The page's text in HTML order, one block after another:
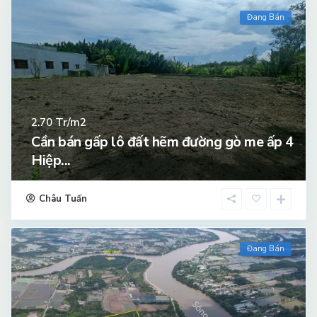
Đang Bán
2.70Tr/m2
Cần bán gấp lô đất hẽm đường gò me ấp 4
Hiệp...
Châu Tuấn
Đang Bán